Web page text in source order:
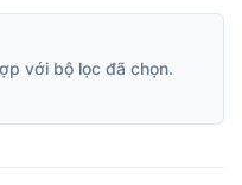
với bộ lọc đã chọn.